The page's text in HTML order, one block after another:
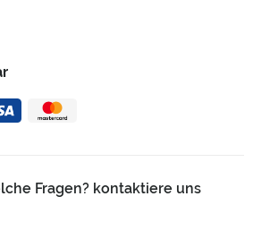
Fragen? kontaktiere uns